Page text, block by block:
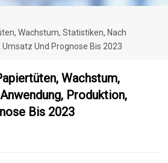
Wachstum, Statistiken, Nach
Und Prognose Bis 2023
Wachstum,
Produktion,
Bis 2023